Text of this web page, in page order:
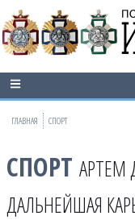
ГЛАВНАЯ СПОРТ
СПОРТ АРТЕМ
ДАЛЬНЕЙШАЯ